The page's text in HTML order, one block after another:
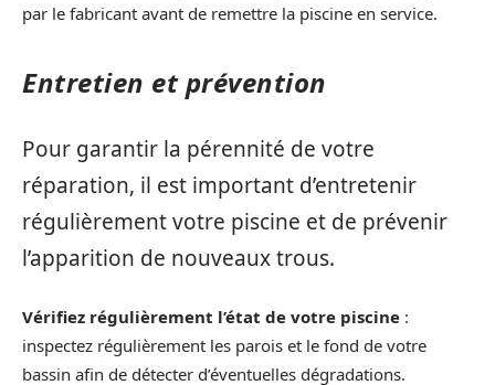
par le fabricant avant de remettre la piscine en service.
Entretien et prévention
Pour garantir la pérennité de votre
réparation, il est important d’entretenir
régulièrement votre piscine et de prévenir
l’apparition de nouveaux trous.
Vérifiez régulièrement l’état de votre piscine :
inspectez régulièrement les parois et le fond de votre
bassin afin de détecter d’éventuelles dégradations.